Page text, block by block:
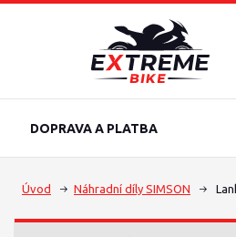
DOPRAVA A PLATBA
Úvod Náhradní díly SIMSON